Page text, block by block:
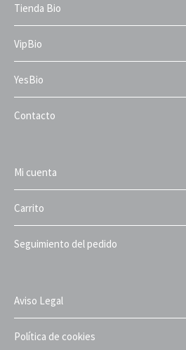
Tienda Bio
VipBio
YesBio
Contacto
Mi cuenta
Carrito
Seguimiento del pedido
Aviso Legal
Política de cookies